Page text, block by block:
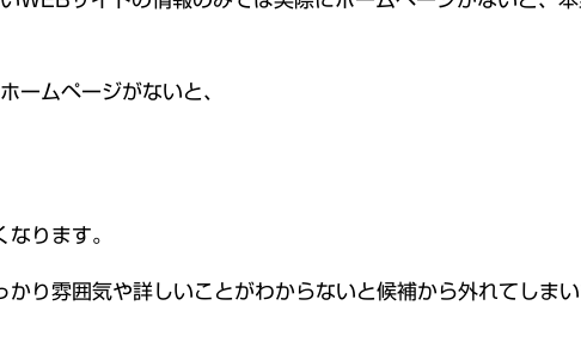
ームページがないと、
ります。
り雰囲気や詳しいことがわからないと候補から外れてしまい